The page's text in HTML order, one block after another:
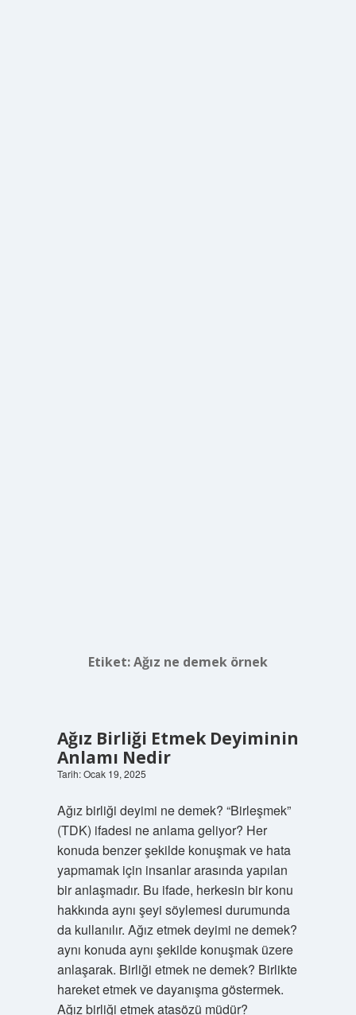
Etiket:Ağız ne demek örnek
Ağız Birliği Etmek Deyiminin
Anlamı Nedir
Tarih: Ocak 19, 2025
Ağız birliği deyimi ne demek? “Birleşmek”
(TDK) ifadesi ne anlama geliyor? Her
konuda benzer şekilde konuşmak ve hata
yapmamak için insanlar arasında yapılan
bir anlaşmadır. Bu ifade, herkesin bir konu
hakkında aynı şeyi söylemesi durumunda
da kullanılır. Ağız etmek deyimi ne demek?
aynı konuda aynı şekilde konuşmak üzere
anlaşarak. Birliği etmek ne demek? Birlikte
hareket etmek ve dayanışma göstermek.
Ağız birliği etmek atasözü müdür?